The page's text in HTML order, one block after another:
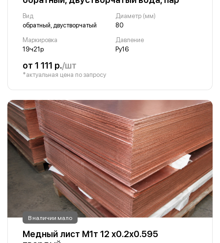
Вид
обратный, двустворчатый
Диаметр (мм)
80
Маркировка
19ч21р
Давление
Ру16
от 1 111 р./шт
*актуальная цена по запросу
В наличии мало
Медный лист М1т 12 х0.2х0.595